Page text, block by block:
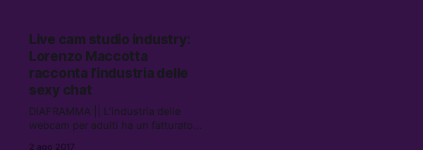
Live cam studio industry:
Lorenzo Maccotta
racconta l’industria delle
sexy chat
DIAFRAMMA || L’industria delle
webcam per adulti ha un fatturato
2 ago 2017